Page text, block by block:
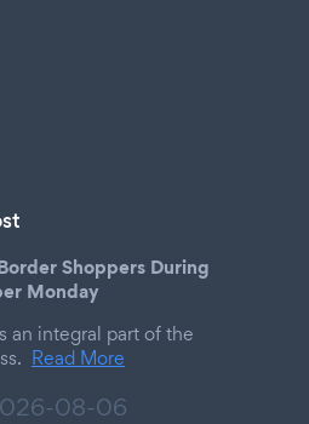
Shoppers During
Monday
an integral part of the
Read More
08-06